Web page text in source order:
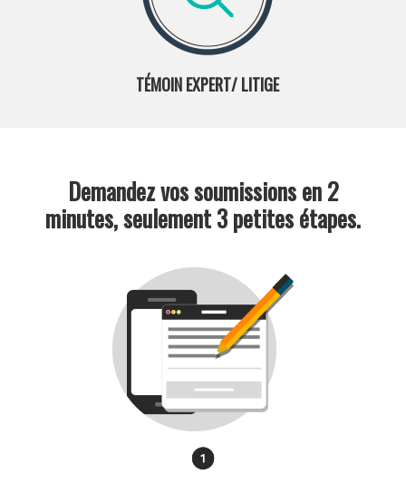
TÉMOIN EXPERT/ LITIGE
Demandez vos soumissions en 2
minutes, seulement 3 petites étapes.